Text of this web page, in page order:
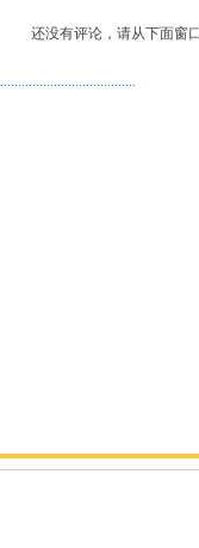
还没有评论，请从下面窗